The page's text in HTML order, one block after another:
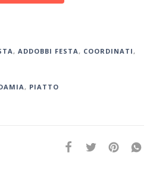
, ADDOBBI FESTA, COORDINATI,
, PIATTO